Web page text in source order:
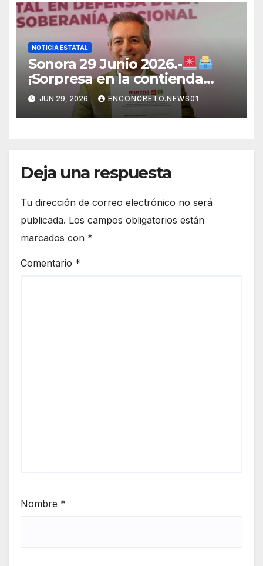
NOTICIA ESTATAL
Sonora 29 Junio 2026.-
¡Sorpresa en la contienda
rumbo a 2027! Omar Del Valle
entra de última hora a la
carrera en Sonora
JUN 29, 2026 ENCONCRETO.NEWS01
Deja una respuesta
Tu dirección de correo electrónico no será
publicada. Los campos obligatorios están
marcados con *
Comentario *
Nombre *